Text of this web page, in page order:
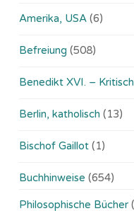
Amerika, USA (6)
Befreiung (508)
Benedikt XVI. –
Berlin, katholisch (13)
Bischof Gaillot (1)
Buchhinweise (654)
Philosophische Bücher